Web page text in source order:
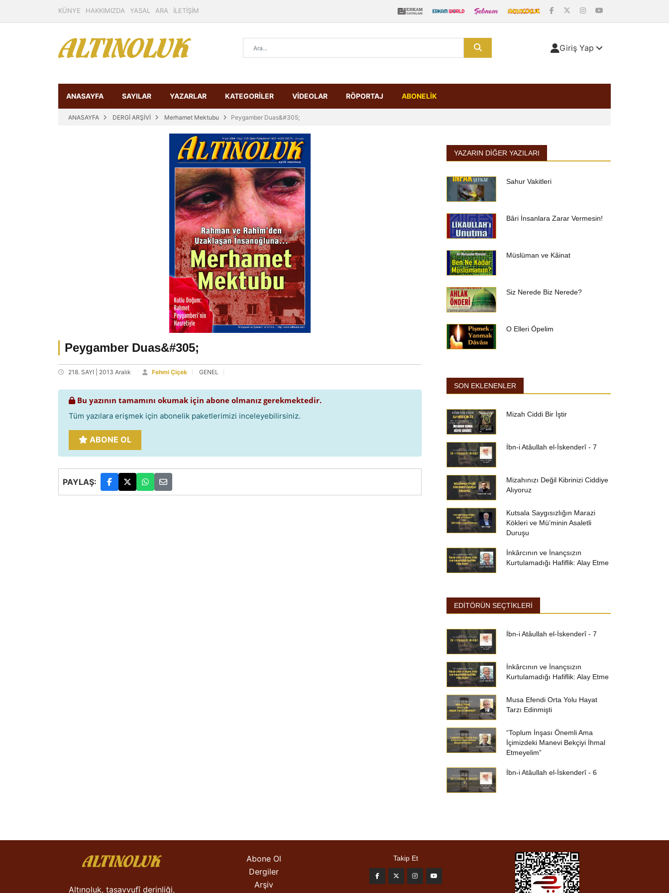
KÜNYE HAKKIMIZDA YASAL ARA İLETİŞİM
Giriş Yap
ANASAYFA SAYILAR YAZARLAR KATEGORİLER VİDEOLAR RÖPORTAJ ABONELİK
ANASAYFA DERGİ ARŞİVİ Merhamet Mektubu Peygamber Duas&#305;
Peygamber Duas&#305;
218. SAYI | 2013 Aralık Fehmi Çiçek GENEL
Bu yazının tamamını okumak için abone olmanız gerekmektedir.
Tüm yazılara erişmek için abonelik paketlerimizi inceleyebilirsiniz.
ABONE OL
PAYLAŞ:
YAZARIN DIĞER YAZILARI
Sahur Vakitleri
Bâri İnsanlara Zarar Vermesin!
Müslüman ve Kâinat
Siz Nerede Biz Nerede?
O Elleri Öpelim
SON EKLENENLER
Mizah Ciddi Bir İştir
İbn-i Atâullah el-İskenderî - 7
Mizahınızı Değil Kibrinizi Ciddiye
Alıyoruz
Kutsala Saygısızlığın Marazi
Kökleri ve Mü’minin Asaletli
Duruşu
İnkârcının ve İnançsızın
Kurtulamadığı Hafiflik: Alay Etme
EDİTÖRÜN SEÇTİKLERİ
İbn-i Atâullah el-İskenderî - 7
İnkârcının ve İnançsızın
Kurtulamadığı Hafiflik: Alay Etme
Musa Efendi Orta Yolu Hayat
Tarzı Edinmişti
“Toplum İnşası Önemli Ama
İçimizdeki Manevi Bekçiyi İhmal
Etmeyelim”
İbn-i Atâullah el-İskenderî - 6
Altınoluk, tasavvufî derinliği,
Abone Ol
Dergiler
Arşiv
Takip Et